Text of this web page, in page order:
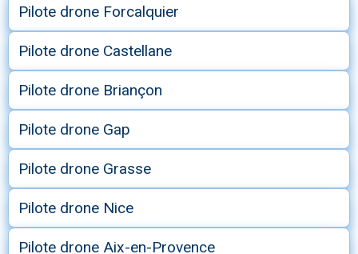
Pilote drone Forcalquier
Pilote drone Castellane
Pilote drone Briançon
Pilote drone Gap
Pilote drone Grasse
Pilote drone Nice
Pilote drone Aix-en-Provence